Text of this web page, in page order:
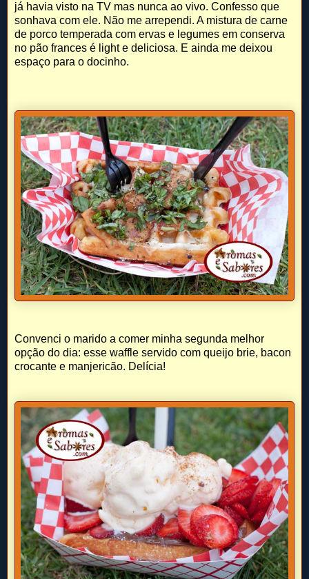
já havia visto na TV mas nunca ao vivo. Confesso que
sonhava com ele. Não me arrependi. A mistura de carne
de porco temperada com ervas e legumes em conserva
no pão frances é light e deliciosa. E ainda me deixou
espaço para o docinho.
Convenci o marido a comer minha segunda melhor
opção do dia: esse waffle servido com queijo brie, bacon
crocante e manjericão. Delícia!